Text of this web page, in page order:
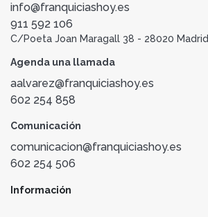
info@franquiciashoy.es
911 592 106
C/Poeta Joan Maragall 38 - 28020 Madrid
Agenda una llamada
aalvarez@franquiciashoy.es
602 254 858
Comunicación
comunicacion@franquiciashoy.es
602 254 506
Información